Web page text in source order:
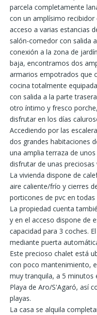
parcela completamente
con un amplísimo
acceso a varias estancias
salón-comedor con salida
conexión a la zona de
baja, encontramos dos
armarios empotrados que
cocina totalmente
con salida a la parte
otro íntimo y fresco
disfrutar en los días
Accediendo por las
dos grandes habitaciones
una amplia terraza de
disfrutar de unas preciosas
La vivienda dispone de
aire caliente/frío y cierres
porticones de pvc en
La propiedad cuenta
y en el acceso dispone de
capacidad para 3 coches.
mediante puerta
Este precioso chalet está
con poco mantenimiento,
muy tranquila, a 5 minutos
Playa de Aro/S'Agaró, así
playas.
La casa se alquila